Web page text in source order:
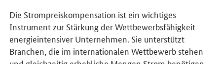
Die Strompreiskompensation ist ein wichtiges
Instrument zur Stärkung der Wettbewerbsfähigkeit
energieintensiver Unternehmen. Sie unterstützt
Branchen, die im internationalen Wettbewerb stehen